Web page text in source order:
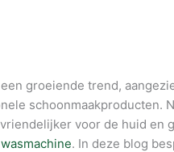
groeiende trend,
schoonmaakproducten.
voor de huid en
wasmachine. In deze blog